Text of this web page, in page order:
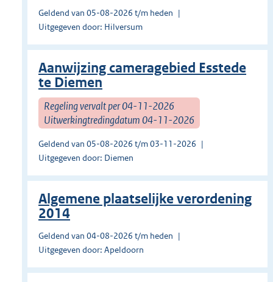
Geldend van 05-08-2026 t/m heden
Uitgegeven door: Hilversum
Aanwijzing cameragebied Esstede
te Diemen
Regeling vervalt per 04-11-2026
Uitwerkingtredingdatum 04-11-2026
Geldend van 05-08-2026 t/m 03-11-2026
Uitgegeven door: Diemen
Algemene plaatselijke verordening
2014
Geldend van 04-08-2026 t/m heden
Uitgegeven door: Apeldoorn